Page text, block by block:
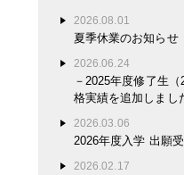
2026.08.01
夏季休業のお知らせ
2026.06.24
－2025年度修了生
格実績を追加しまし
2026.03.06
2026年度入学 出願
2026.02.17